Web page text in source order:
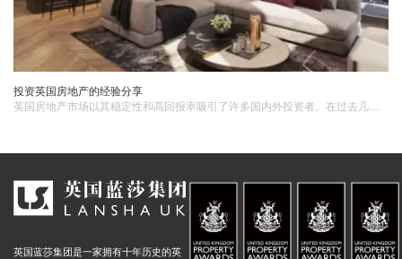
投资英国房地产的经验分享
英国蓝莎集团是一家拥有十年历史的英